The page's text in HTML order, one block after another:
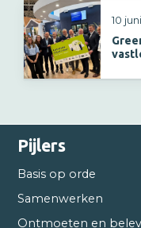
10
Pijlers
Basis op orde
Samenwerken
Ontmoeten en